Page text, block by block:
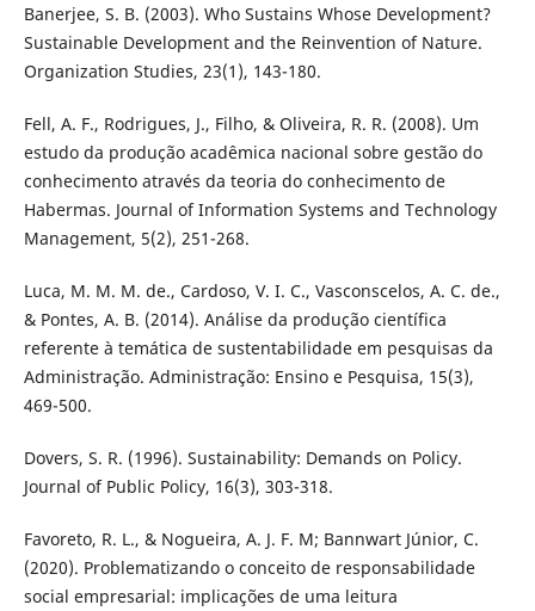
Banerjee, S. B. (2003). Who Sustains Whose Development?
Sustainable Development and the Reinvention of Nature.
Organization Studies, 23(1), 143-180.
Fell, A. F., Rodrigues, J., Filho, & Oliveira, R. R. (2008). Um
estudo da produção acadêmica nacional sobre gestão do
conhecimento através da teoria do conhecimento de
Habermas. Journal of Information Systems and Technology
Management, 5(2), 251-268.
Luca, M. M. M. de., Cardoso, V. I. C., Vasconscelos, A. C. de.,
& Pontes, A. B. (2014). Análise da produção científica
referente à temática de sustentabilidade em pesquisas da
Administração. Administração: Ensino e Pesquisa, 15(3),
469-500.
Dovers, S. R. (1996). Sustainability: Demands on Policy.
Journal of Public Policy, 16(3), 303-318.
Favoreto, R. L., & Nogueira, A. J. F. M; Bannwart Júnior, C.
(2020). Problematizando o conceito de responsabilidade
social empresarial: implicações de uma leitura